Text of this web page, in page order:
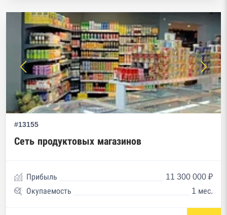
#13155
Сеть продуктовых магазинов
Прибыль
11 300 000 ₽
Окупаемость
1 мес.